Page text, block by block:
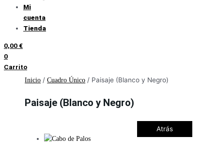
Mi
cuenta
Tienda
0,00€
0
Carrito
Inicio /Cuadro Único / Paisaje (Blanco y Negro)
Paisaje (Blanco y Negro)
Atrás